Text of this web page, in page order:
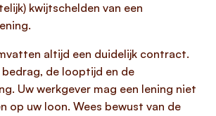
kwijtschelden van een
altijd een duidelijk contract.
de looptijd en de
Uw werkgever mag een lening niet
op uw loon. Wees bewust van de